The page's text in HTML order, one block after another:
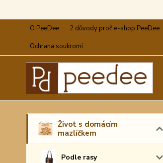
O PeeDee 2 důvody proč e-shop PeeDee
Ochrana soukromí
Život s domácím
mazlíčkem
Podle rasy